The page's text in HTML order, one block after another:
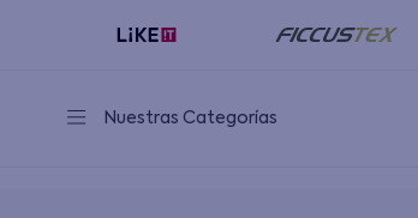
Nuestras Categorías